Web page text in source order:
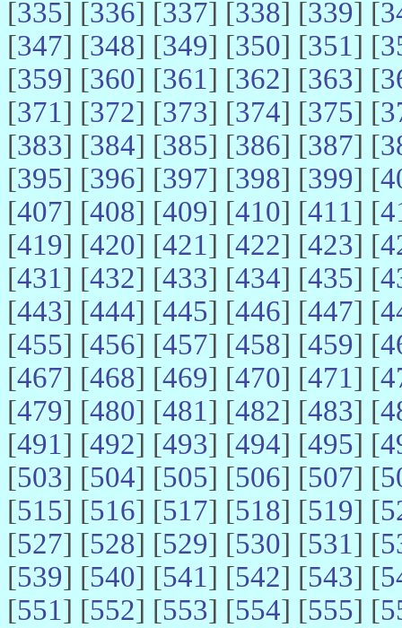
[335] [336] [337] [338] [339] [
[347] [348] [349] [350] [351] [
[359] [360] [361] [362] [363] [
[371] [372] [373] [374] [375] [
[383] [384] [385] [386] [387] [
[395] [396] [397] [398] [399] [
[407] [408] [409] [410] [411] [
[419] [420] [421] [422] [423] [
[431] [432] [433] [434] [435] [
[443] [444] [445] [446] [447] [
[455] [456] [457] [458] [459] [
[467] [468] [469] [470] [471] [
[479] [480] [481] [482] [483] [
[491] [492] [493] [494] [495] [
[503] [504] [505] [506] [507] [
[515] [516] [517] [518] [519] [
[527] [528] [529] [530] [531] [
[539] [540] [541] [542] [543] [
[551] [552] [553] [554] [555] [